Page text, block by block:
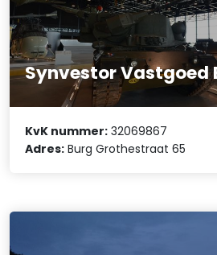
Synvestor Vastgoed
KvK nummer: 32069867
Adres: Burg Grothestraat 65